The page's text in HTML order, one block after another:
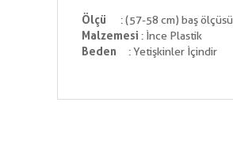
Ölçü
: (57-58 cm) baş ölçüsü
Malzemesi : İnce Plastik
Beden : Yetişkinler İçindir